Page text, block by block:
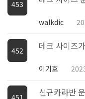
453
walkdic
452 데크 사이즈
이기호
신규카라반